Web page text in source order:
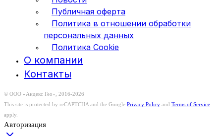
Публичная оферта
Политика в отношении обработки
персональных данных
Политика Cookie
О компании
Контакты
© ООО «Андекс Гео», 2016-2026
This site is protected by reCAPTCHA and the Google Privacy Policy and Terms of Service
apply.
Авторизация